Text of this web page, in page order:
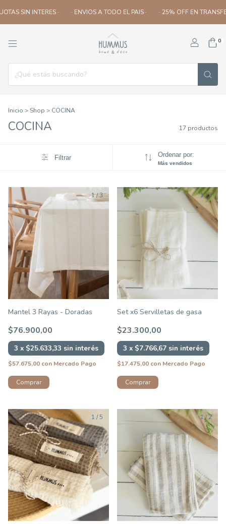
INTERES · · ENVIOS A TODO EL PAIS · · 25% OFF EN
0
Inicio > Shop > COCINA
COCINA 17 productos
Filtrar Ordenar por:
Más vendidos
1/3
Mantel 3 Rayas - Doradas
$76.900,00
3 x $25.633,33 sin interés
$57.675,00 con Mercado Pago
Comprar
1/3
Set x6 Servilletas de gasa
$23.300,00
3 x $7.766,67 sin interés
$17.475,00 con Mercado Pago
1 /5 1/2